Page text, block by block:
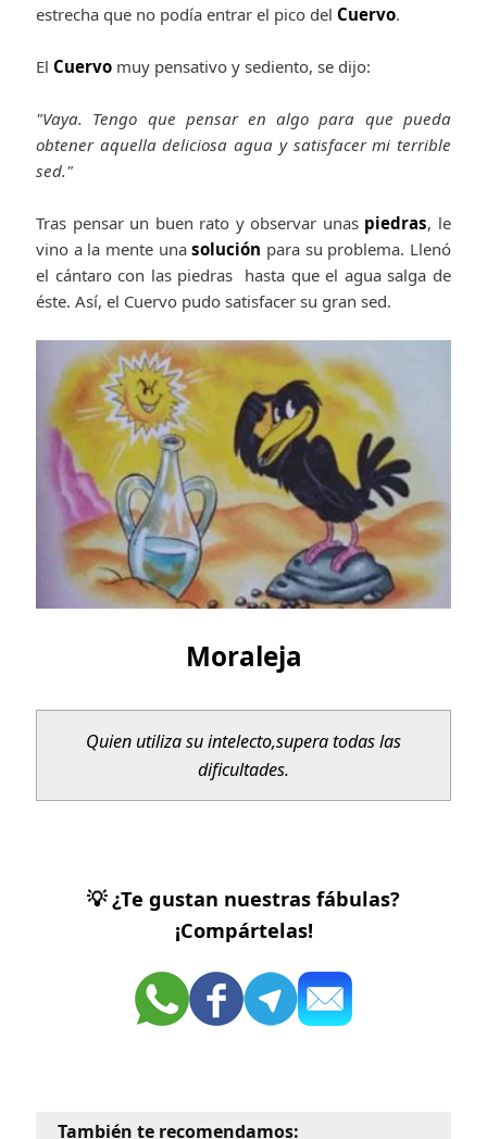
estrecha que no podía entrar el pico del Cuervo.
El Cuervo muy pensativo y sediento, se dijo:
"Vaya. Tengo que pensar en algo para que pueda
obtener aquella deliciosa agua y satisfacer mi terrible
sed."
Tras pensar un buen rato y observar unas piedras, le
vino a la mente unasolución para su problema. Llenó
el cántaro con las piedras hasta que el agua salga de
éste. Así, el Cuervo pudo satisfacer su gran sed.
Moraleja
Quien utiliza su intelecto,supera todas las
dificultades.
💡 ¿Te gustan nuestras fábulas?
¡Compártelas!
También te recomendamos: